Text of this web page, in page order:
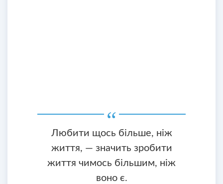
Любити щось більше, ніж
життя, — значить зробити
життя чимось більшим, ніж
воно є.